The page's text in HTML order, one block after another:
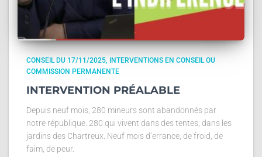
CONSEIL DU 17/11/2025 INTERVENTIONS EN CONSEIL OU
COMMISSION PERMANENTE
INTERVENTION PRÉALABLE
Depuis neuf mois, 280 mineurs sont abandonnés par
notre république. 280 qui vivent dans des tentes, dans les
jardins des Chartreux. Neuf mois d’errance, de froid, de
faim, de peur.